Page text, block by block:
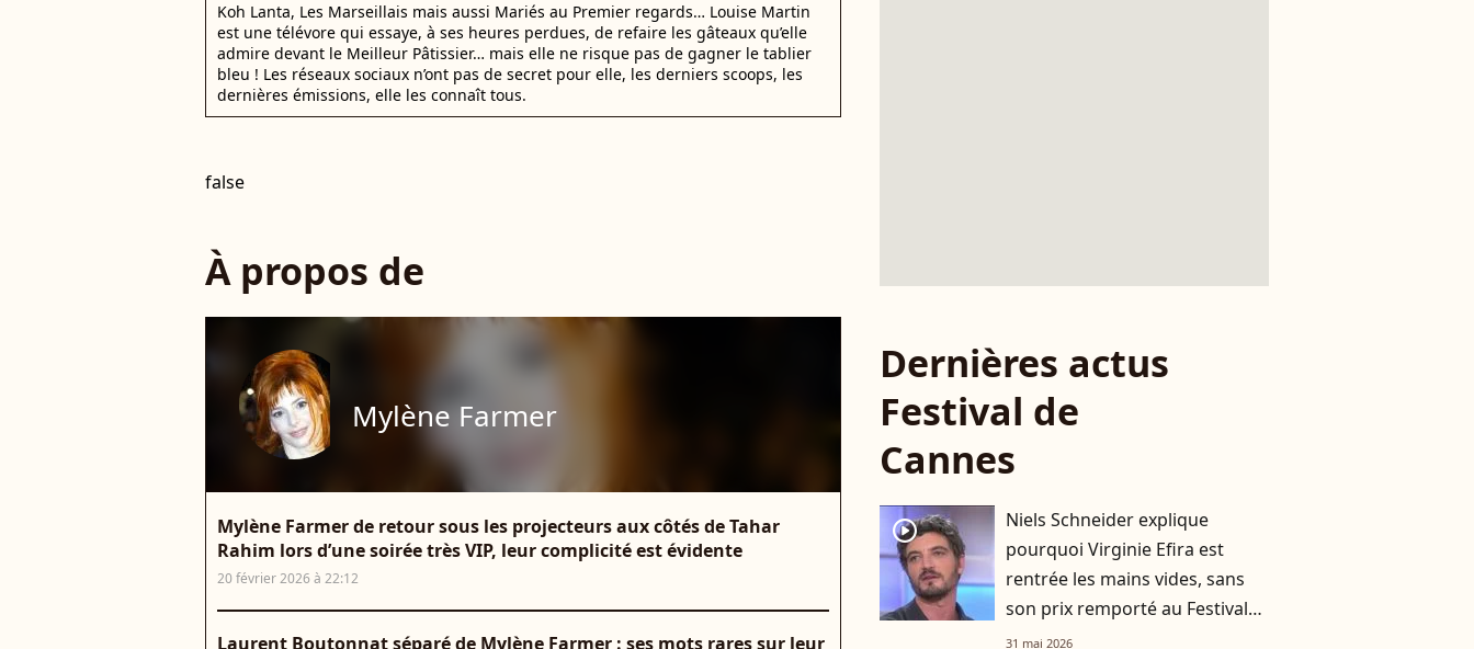
Koh Lanta, Les Marseillais mais aussi Mariés au Premier regards… Louise Martin
est une télévore qui essaye, à ses heures perdues, de refaire les gâteaux qu’elle
admire devant le Meilleur Pâtissier… mais elle ne risque pas de gagner le tablier
bleu ! Les réseaux sociaux n’ont pas de secret pour elle, les derniers scoops, les
dernières émissions, elle les connaît tous.
false
À propos de
Mylène Farmer
Mylène Farmer de retour sous les projecteurs aux côtés de Tahar
Rahim lors d’une soirée très VIP, leur complicité est évidente
20 février 2026 à 22:12
Laurent Boutonnat séparé de Mylène Farmer : ses mots rares sur leur
Dernières actus
Festival de
Cannes
player2
Niels Schneider explique
pourquoi Virginie Efira est
rentrée les mains vides, sans
son prix remporté au Festival
de Cannes
31 mai 2026